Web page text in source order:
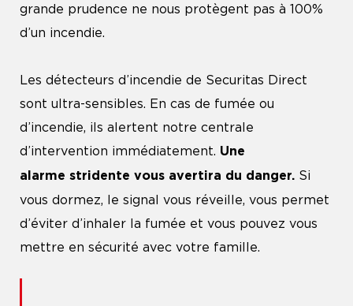
grande prudence ne nous protègent pas à 100%
d’un incendie.
Les détecteurs d’incendie de Securitas Direct
sont ultra-sensibles. En cas de fumée ou
d’incendie, ils alertent notre centrale
d’intervention immédiatement. Une
alarme stridente vous avertira du danger. Si
vous dormez, le signal vous réveille, vous permet
d’éviter d’inhaler la fumée et vous pouvez vous
mettre en sécurité avec votre famille.